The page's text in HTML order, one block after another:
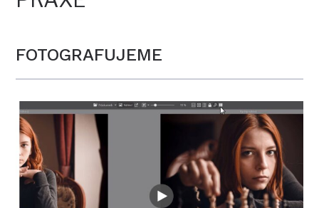
FOTOGRAFUJEME